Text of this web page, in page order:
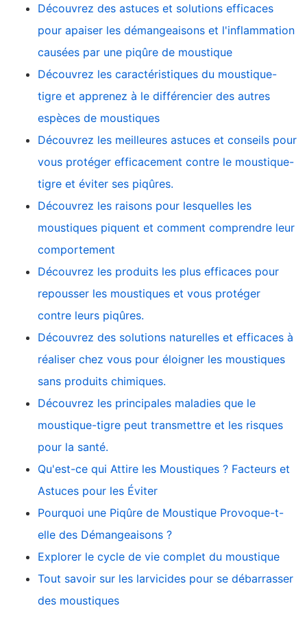
Découvrez des astuces et solutions efficaces
pour apaiser les démangeaisons et l'inflammation
causées par une piqûre de moustique
Découvrez les caractéristiques du moustique-
tigre et apprenez à le différencier des autres
espèces de moustiques
Découvrez les meilleures astuces et conseils pour
vous protéger efficacement contre le moustique-
tigre et éviter ses piqûres.
Découvrez les raisons pour lesquelles les
moustiques piquent et comment comprendre leur
comportement
Découvrez les produits les plus efficaces pour
repousser les moustiques et vous protéger
contre leurs piqûres.
Découvrez des solutions naturelles et efficaces à
réaliser chez vous pour éloigner les moustiques
sans produits chimiques.
Découvrez les principales maladies que le
moustique-tigre peut transmettre et les risques
pour la santé.
Qu'est-ce qui Attire les Moustiques ? Facteurs et
Astuces pour les Éviter
Pourquoi une Piqûre de Moustique Provoque-t-
elle des Démangeaisons ?
Explorer le cycle de vie complet du moustique
Tout savoir sur les larvicides pour se débarrasser
des moustiques